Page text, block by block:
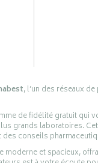
, l’un des réseaux
de fidélité gratuit qui
grands laboratoires.
conseils
moderne et spacieux,